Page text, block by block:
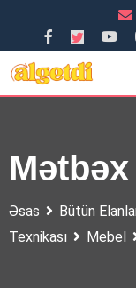
content
Əsas Bütün
Texnikası
Mebel